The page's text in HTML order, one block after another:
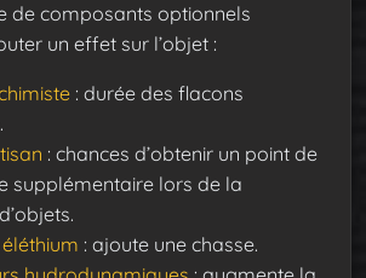
de composants optionnels
un effet sur l’objet :
: durée des flacons
: chances d’obtenir un point de
supplémentaire lors de la
: ajoute une chasse.